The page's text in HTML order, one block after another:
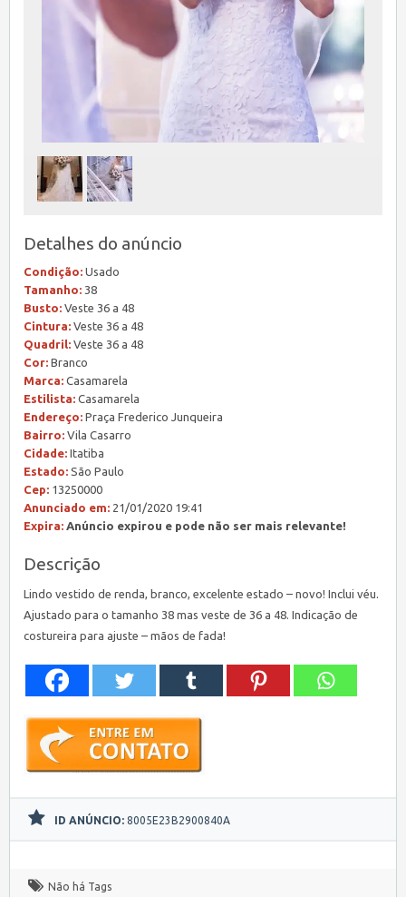
Detalhes do anúncio
Condição: Usado
Tamanho: 38
Busto: Veste 36 a 48
Cintura: Veste 36 a 48
Quadril: Veste 36 a 48
Cor: Branco
Marca: Casamarela
Estilista: Casamarela
Endereço: Praça Frederico Junqueira
Bairro: Vila Casarro
Cidade: Itatiba
Estado: São Paulo
Cep: 13250000
Anunciado em: 21/01/2020 19:41
Expira: Anúncio expirou e pode não ser mais relevante!
Descrição
Lindo vestido de renda, branco, excelente estado – novo! Inclui véu.
Ajustado para o tamanho 38 mas veste de 36 a 48. Indicação de
costureira para ajuste – mãos de fada!
ID ANÚNCIO: 8005E23B2900840A
Não há Tags